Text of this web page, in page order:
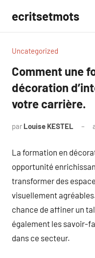
contenu
ecritsetmots
Uncategorized
Comment une
décoration
votre carrière.
par Louise KESTEL
La formation en
opportunité
transformer des
visuellement
chance de affiner un
également les savoir-
dans ce secteur.